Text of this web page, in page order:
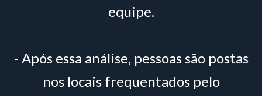
equipe.
- Após essa análise, pessoas são postas
nos locais frequentados pelo